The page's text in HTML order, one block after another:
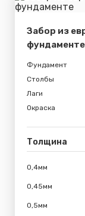
Забор из
фундаменте
Фундамент
Столбы
Лаги
Окраска
Толщина
0,4мм
0,45мм
0,5мм